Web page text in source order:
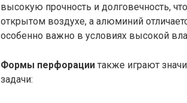
высокую прочность и долговечность,
открытом воздухе, а алюминий
особенно важно в условиях высокой
Формы перфорации также играют
задачи: